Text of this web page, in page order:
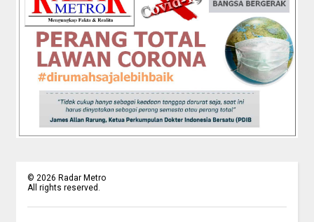
© 2026 Radar Metro
All rights reserved.